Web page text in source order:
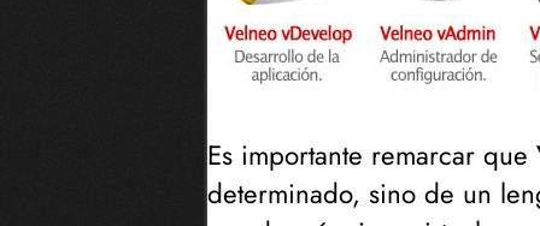
Es importante remarcar que
determinado, sino de un